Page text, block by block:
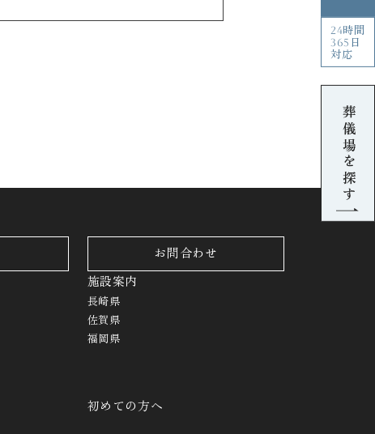
お問合わせ
施設案内
長崎県
佐賀県
福岡県
初めての方へ
24時間
365日
対応
葬儀場を探す